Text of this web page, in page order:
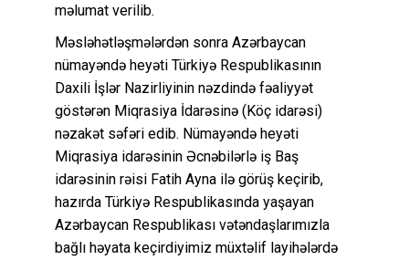
məlumat verilib.
Məsləhətləşmələrdən sonra Azərbaycan
nümayəndə heyəti Türkiyə Respublikasının
Daxili İşlər Nazirliyinin nəzdində fəaliyyət
göstərən Miqrasiya İdarəsinə (Köç idarəsi)
nəzakət səfəri edib. Nümayəndə heyəti
Miqrasiya idarəsinin Əcnəbilərlə iş Baş
idarəsinin rəisi Fatih Ayna ilə görüş keçirib,
hazırda Türkiyə Respublikasında yaşayan
Azərbaycan Respublikası vətəndaşlarımızla
bağlı həyata keçirdiyimiz müxtəlif layihələrdə